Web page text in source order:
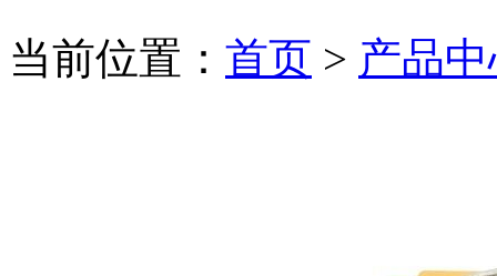
当前位置： 首页 > 产品